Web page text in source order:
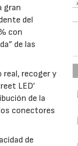
gran
del
con
de las
real, recoger y
LED’
de la
conectores
de